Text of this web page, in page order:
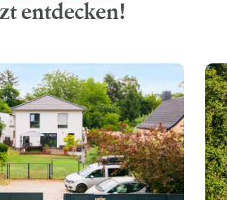
entdecken!